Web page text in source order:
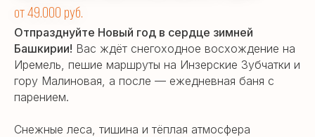
от 49.000 руб.
Отпразднуйте Новый год в сердце зимней
Башкирии! Вас ждёт снегоходное восхождение на
Иремель, пешие маршруты на Инзерские Зубчатки и
гору Малиновая, а после — ежедневная баня с
парением.
Снежные леса, тишина и тёплая атмосфера